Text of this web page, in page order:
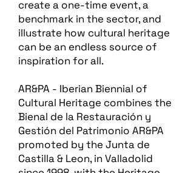
create a one-time event, a
benchmark in the sector, and
illustrate how cultural heritage
can be an endless source of
inspiration for all.
AR&PA - Iberian Biennial of
Cultural Heritage combines the
Bienal de la Restauración y
Gestión del Patrimonio AR&PA
promoted by the Junta de
Castilla & Leon, in Valladolid